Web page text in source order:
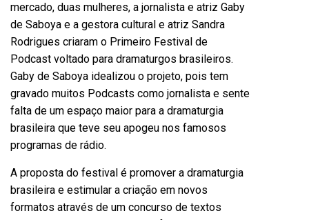
mercado, duas mulheres, a jornalista e atriz Gaby
de Saboya e a gestora cultural e atriz Sandra
Rodrigues criaram o Primeiro Festival de
Podcast voltado para dramaturgos brasileiros.
Gaby de Saboya idealizou o projeto, pois tem
gravado muitos Podcasts como jornalista e sente
falta de um espaço maior para a dramaturgia
brasileira que teve seu apogeu nos famosos
programas de rádio.
A proposta do festival é promover a dramaturgia
brasileira e estimular a criação em novos
formatos através de um concurso de textos